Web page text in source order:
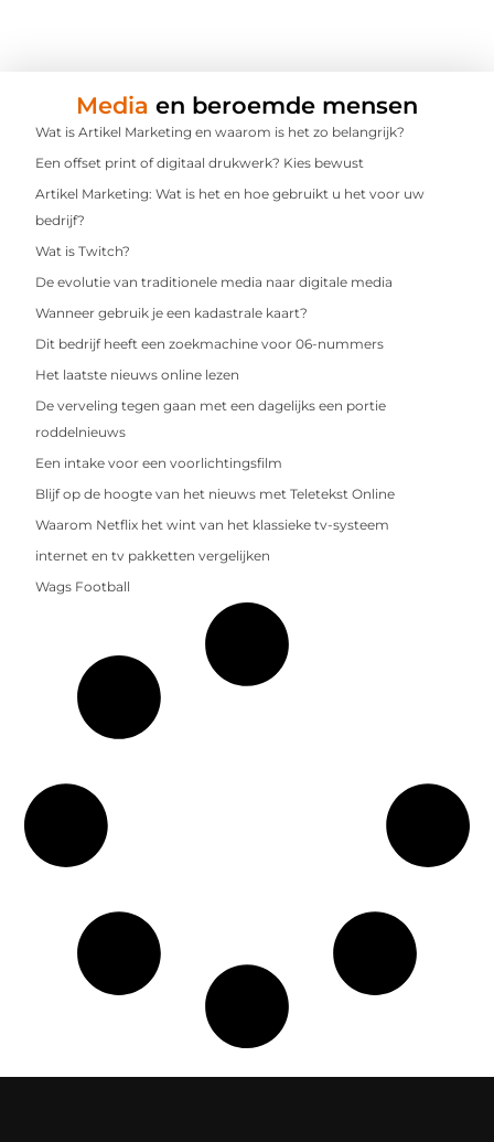
Media en beroemde mensen
Wat is Artikel Marketing en waarom is het zo belangrijk?
Een offset print of digitaal drukwerk? Kies bewust
Artikel Marketing: Wat is het en hoe gebruikt u het voor uw
bedrijf?
Wat is Twitch?
De evolutie van traditionele media naar digitale media
Wanneer gebruik je een kadastrale kaart?
Dit bedrijf heeft een zoekmachine voor 06-nummers
Het laatste nieuws online lezen
De verveling tegen gaan met een dagelijks een portie
roddelnieuws
Een intake voor een voorlichtingsfilm
Blijf op de hoogte van het nieuws met Teletekst Online
Waarom Netflix het wint van het klassieke tv-systeem
internet en tv pakketten vergelijken
Wags Football